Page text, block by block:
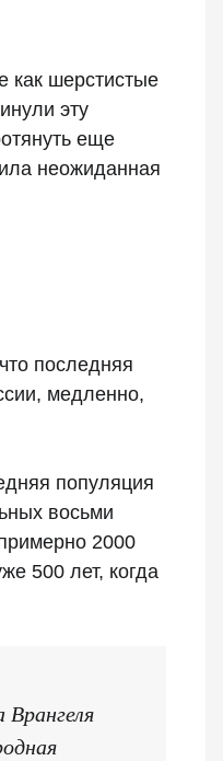
как шерстистые
эту
еще
неожиданная
последняя
медленно,
популяция
восьми
2000
500 лет, когда